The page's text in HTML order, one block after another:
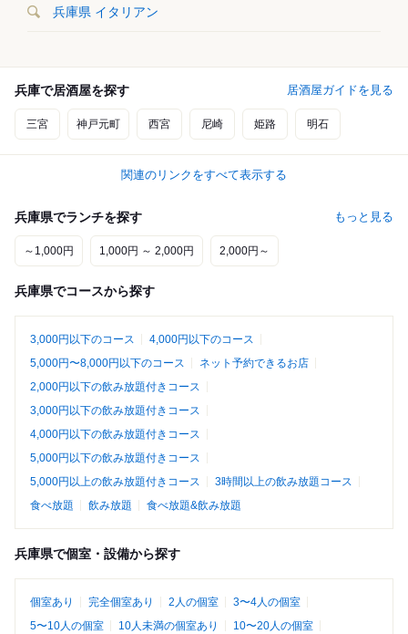
兵庫県 イタリアン
兵庫で居酒屋を探す 居酒屋ガイドを見る
三宮 神戸元町 西宮 尼崎 姫路 明石
関連のリンクをすべて表示する
兵庫県でランチを探す もっと見る
～1,000円 1,000円 ～ 2,000円 2,000円～
兵庫県でコースから探す
3,000円以下のコース
4,000円以下のコース
5,000円〜8,000円以下のコース
ネット予約できるお店
2,000円以下の飲み放題付きコース
3,000円以下の飲み放題付きコース
4,000円以下の飲み放題付きコース
5,000円以下の飲み放題付きコース
5,000円以上の飲み放題付きコース
3時間以上の飲み放題コース
食べ放題
飲み放題 食べ放題&飲み放題
兵庫県で個室・設備から探す
個室あり 完全個室あり 2人の個室
3〜4人の個室
5〜10人の個室
10人未満の個室あり
10〜20人の個室